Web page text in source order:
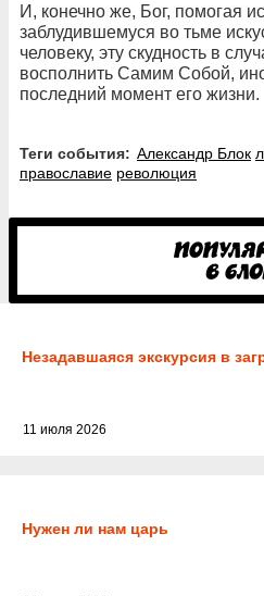
И, конечно же, Бог, помогая
заблудившемуся во тьме
человеку, эту скудность в
восполнить Самим Собой,
последний момент его жизни.
Теги события: Александр Блок
православие революция
Незадавшаяся экскурсия в
11 июля 2026
Нужен ли нам царь